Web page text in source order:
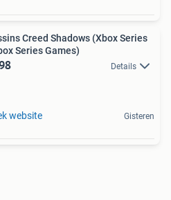
Creed Shadows (Xbox Series
Series Games)
Details
website Gisteren